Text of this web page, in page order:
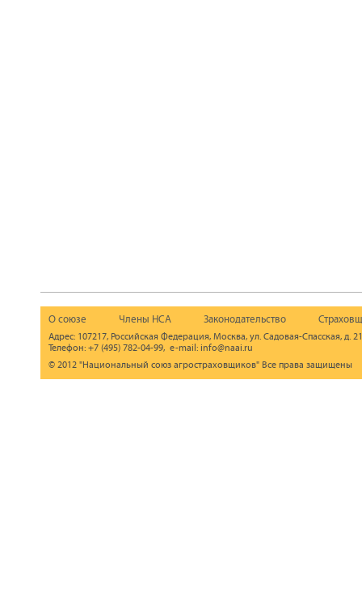
О союзе Члены НСА Законодательство
Адрес: 107217, Российская Федерация, Москва, ул. Садовая-Спасская, д.
Телефон: +7 (495) 782-04-99, e-mail: info@naai.ru
© 2012 "Национальный союз агростраховщиков" Все права защищены